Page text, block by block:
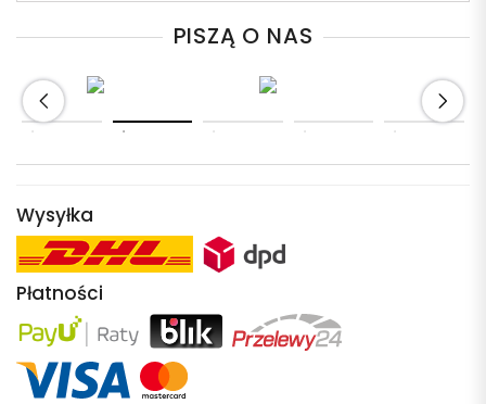
PISZĄ O NAS
Wysyłka
Płatności